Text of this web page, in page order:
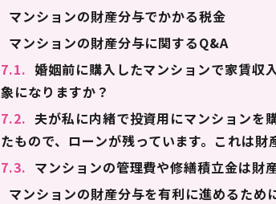
マンションの財産分与でかかる税金
マンションの財産分与に関するQ&A
7.1. 婚姻前に購入したマンションで家賃収
象になりますか？
7.2. 夫が私に内緒で投資用にマンションを
たもので、ローンが残っています。これは財
7.3. マンションの管理費や修繕積立金は財
マンションの財産分与を有利に進めるため